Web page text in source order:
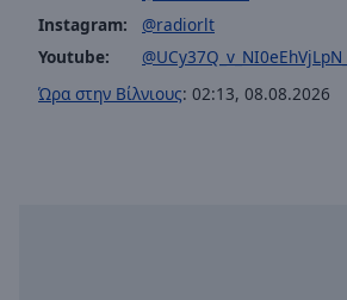
Instagram:
@radiorlt
Youtube:
Ώρα στην Βίλνιους: 02:13, 08.08.2026